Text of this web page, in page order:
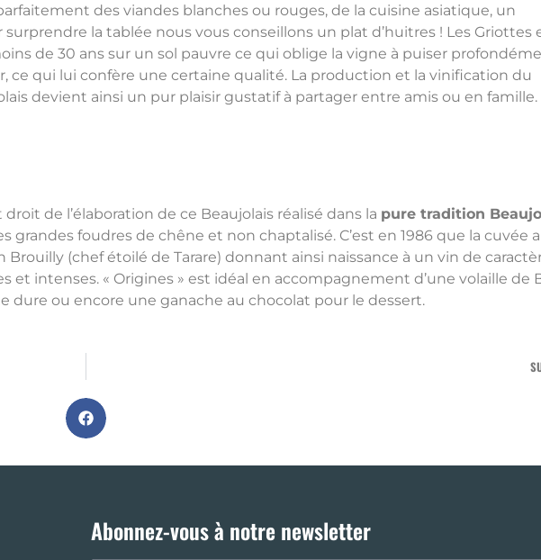
des viandes blanches ou rouges, de la cuisine asiatique, un
la tablée nous vous conseillons un plat d’huitres ! Les Griottes
de 30 ans sur un sol pauvre ce qui oblige la vigne à puiser
ce qui lui confère une certaine qualité. La production et la vinification du
devient ainsi un pur plaisir gustatif à partager entre amis ou en famille.
de l’élaboration de ce Beaujolais réalisé dans la pure tradition
grandes foudres de chêne et non chaptalisé. C’est en 1986 que la cuvée
Brouilly (chef étoilé de Tarare) donnant ainsi naissance à un vin de
et intenses. « Origines » est idéal en accompagnement d’une volaille de
dure ou encore une ganache au chocolat pour le dessert.
Abonnez-vous à notre newsletter